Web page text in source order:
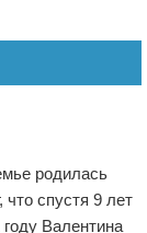
родилась
что спустя 9 лет
Валентина